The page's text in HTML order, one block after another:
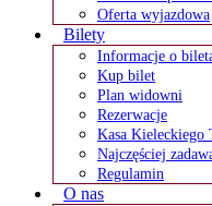
Oferta wyjazdowa
Bilety
Informacje o
Kup bilet
Plan widowni
Rezerwacje
Kasa Kieleckiego
Najczęściej
Regulamin
O nas